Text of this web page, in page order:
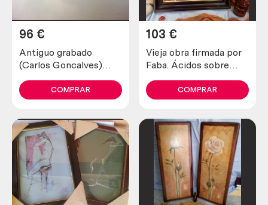
Antiguo grabado
(Carlos Goncalves)
acristalado
96 €
COMPRAR
Vieja obra firmada por
Faba. Ácidos sobre
1.975
103 €
COMPRAR